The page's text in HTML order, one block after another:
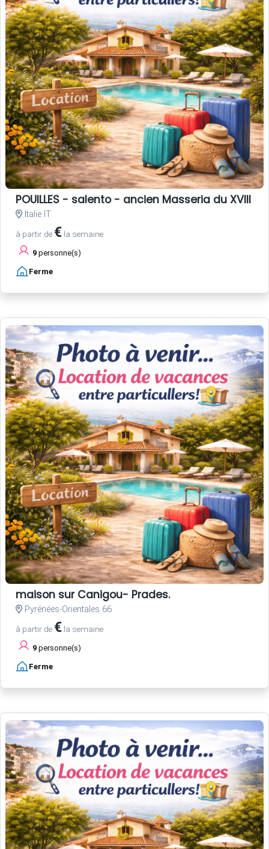
POUILLES - salento - ancien Masseria du XVIII
Italie IT
à partir de € la semaine
9 personne(s)
Ferme
maison sur Canigou- Prades.
Pyrénées-Orientales 66
à partir de € la semaine
9 personne(s)
Ferme